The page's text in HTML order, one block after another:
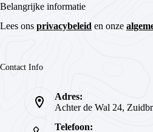
Belangrijke informatie
Lees ons privacybeleid en onze
Contact Info
Adres:
Achter de Wal 24,
Telefoon: